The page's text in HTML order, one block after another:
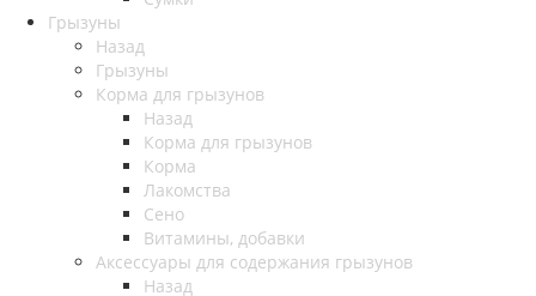
Грызуны
Назад
Грызуны
Корма для грызунов
Назад
Корма для грызунов
Корма
Лакомства
Сено
Витамины, добавки
Аксессуары для содержания грызунов
Назад